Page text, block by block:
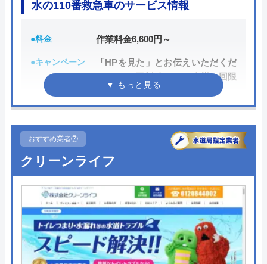
代表者 大山淳
所在地
〒985-0045
宮城県塩釜市西玉川町9-13
対応エリア
宮城県仙台市、塩釜市、多賀城市、利
なおし屋ハイパーのクチコミ on
3.6（5件のクチコミ）
※クチコミの内容について
どんぶりめし
水の110番救急車のサービス情報
●料金 作業料金6,600円～
●キャンペーン
「HPを見た」とお伝えいただくだ
けで1,000円割引 ※お一人様一回限
●受付時間
●定休日 年中無休
●出張見積もり 無料見積り
●支払い方法
カード支払い、コンビニ、銀行支
払、後払い
●累計実績
問い合わせ数10万件以上（2021年5
月累計）
おすすめ業者⑦
クリーンライフ